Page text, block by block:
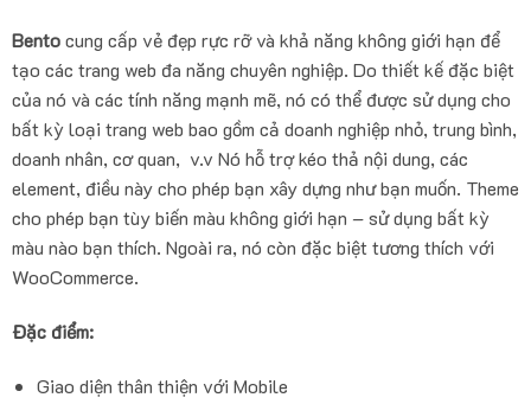
Bentocung cấp vẻ đẹp rực rỡ và khả năng không giới hạn để
tạo các trang web đa năng chuyên nghiệp. Do thiết kế đặc biệt
của nó và các tính năng mạnh mẽ, nó có thể được sử dụng cho
bất kỳ loại trang web bao gồm cả doanh nghiệp nhỏ, trung bình,
doanh nhân, cơ quan, v.v Nó hỗ trợ kéo thả nội dung, các
element, điều này cho phép bạn xây dựng như bạn muốn. Theme
cho phép bạn tùy biến màu không giới hạn – sử dụng bất kỳ
màu nào bạn thích. Ngoài ra, nó còn đặc biệt tương thích với
WooCommerce.
Đặc điểm:
Giao diện thân thiện với Mobile